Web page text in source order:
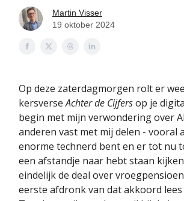
Martin Visser
19 oktober 2024
Op deze zaterdagmorgen rolt er
kersverseAchter de Cijfersop je
begin met mijn verwondering over
anderen vast met mij delen - vooral
enorme technerd bent en er tot nu
een afstandje naar hebt staan
eindelijk de deal over
eerste afdronk van dat akkoord